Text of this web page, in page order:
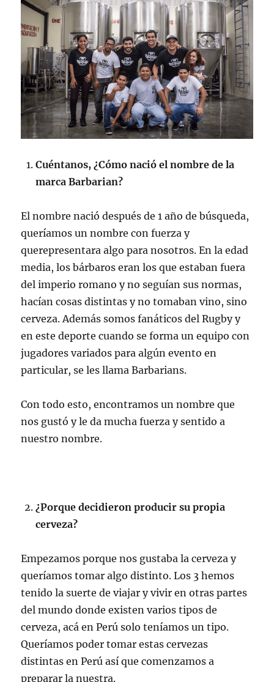
Cuéntanos, ¿Cómo nació el nombre de la
marca Barbarian?
El nombre nació después de 1 año de búsqueda,
queríamos un nombre con fuerza y
querepresentara algo para nosotros. En la edad
media, los bárbaros eran los que estaban fuera
del imperio romano y no seguían sus normas,
hacían cosas distintas y no tomaban vino, sino
cerveza. Además somos fanáticos del Rugby y
en este deporte cuando se forma un equipo con
jugadores variados para algún evento en
particular, se les llama Barbarians.
Con todo esto, encontramos un nombre que
nos gustó y le da mucha fuerza y sentido a
nuestro nombre.
¿Porque decidieron producir su propia
cerveza?
Empezamos porque nos gustaba la cerveza y
queríamos tomar algo distinto. Los 3 hemos
tenido la suerte de viajar y vivir en otras partes
del mundo donde existen varios tipos de
cerveza, acá en Perú solo teníamos un tipo.
Queríamos poder tomar estas cervezas
distintas en Perú así que comenzamos a
preparar la nuestra.